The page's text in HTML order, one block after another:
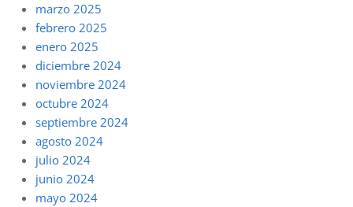
marzo 2025
febrero 2025
enero 2025
diciembre 2024
noviembre 2024
octubre 2024
septiembre 2024
agosto 2024
julio 2024
junio 2024
mayo 2024